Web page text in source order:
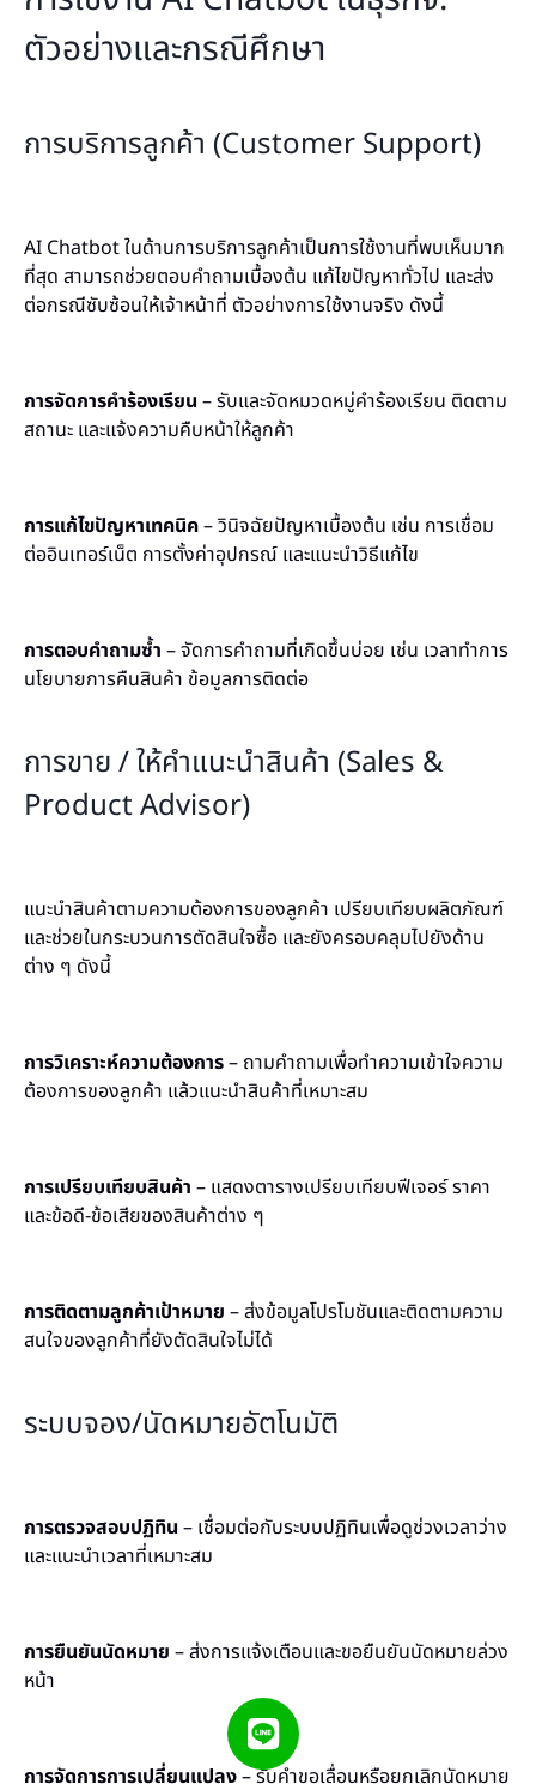
ตัวอย่างและกรณีศึกษา
การบริการลูกค้า (Customer Support)
AI Chatbot ในด้านการบริการลูกค้าเป็นการใช้งานที่พบเห็นมาก
ที่สุด สามารถช่วยตอบคำถามเบื้องต้น แก้ไขปัญหาทั่วไป และส่ง
ต่อกรณีซับซ้อนให้เจ้าหน้าที่ ตัวอย่างการใช้งานจริง ดังนี้
การจัดการคำร้องเรียน – รับและจัดหมวดหมู่คำร้องเรียน ติดตาม
สถานะ และแจ้งความคืบหน้าให้ลูกค้า
การแก้ไขปัญหาเทคนิค– วินิจฉัยปัญหาเบื้องต้น เช่น การเชื่อม
ต่ออินเทอร์เน็ต การตั้งค่าอุปกรณ์ และแนะนำวิธีแก้ไข
การตอบคำถามซ้ำ – จัดการคำถามที่เกิดขึ้นบ่อย เช่น เวลาทำการ
นโยบายการคืนสินค้า ข้อมูลการติดต่อ
การขาย / ให้คำแนะนำสินค้า (Sales &
Product Advisor)
แนะนำสินค้าตามความต้องการของลูกค้า เปรียบเทียบผลิตภัณฑ์
และช่วยในกระบวนการตัดสินใจซื้อ และยังครอบคลุมไปยังด้าน
ต่าง ๆ ดังนี้
การวิเคราะห์ความต้องการ– ถามคำถามเพื่อทำความเข้าใจความ
ต้องการของลูกค้า แล้วแนะนำสินค้าที่เหมาะสม
การเปรียบเทียบสินค้า – แสดงตารางเปรียบเทียบฟีเจอร์ ราคา
และข้อดี-ข้อเสียของสินค้าต่าง ๆ
การติดตามลูกค้าเป้าหมาย – ส่งข้อมูลโปรโมชันและติดตามความ
สนใจของลูกค้าที่ยังตัดสินใจไม่ได้
ระบบจอง/นัดหมายอัตโนมัติ
การตรวจสอบปฏิทิน – เชื่อมต่อกับระบบปฏิทินเพื่อดูช่วงเวลาว่าง
และแนะนำเวลาที่เหมาะสม
การยืนยันนัดหมาย – ส่งการแจ้งเตือนและขอยืนยันนัดหมายล่วง
หน้า
การจัดการการเปลี่ยนแปลง– รับคำขอเลื่อนหรือยกเลิกนัดหมาย